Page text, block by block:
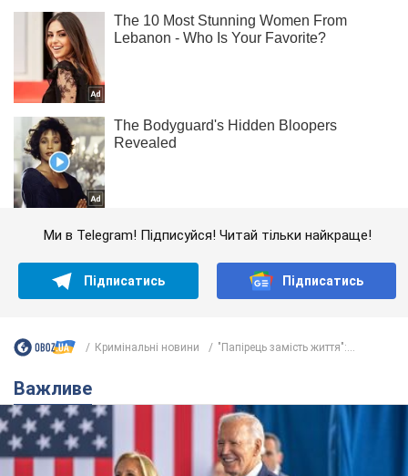
Ми в Telegram! Підписуйся! Читай тільки найкраще!
Підписатись Підписатись
Кримінальні новини "Папірець замість життя":...
Важливе